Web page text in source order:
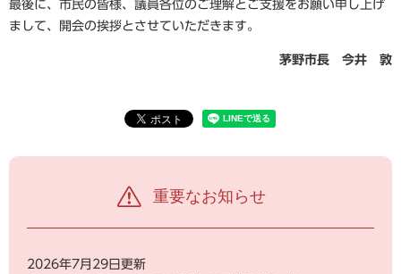
最後に、市民の皆様、議員各位のご理解とご支援をお願い申し上げ
まして、開会の挨拶とさせていただきます。
茅野市長 今井 敦
重要なお知らせ
2026年7月29日更新